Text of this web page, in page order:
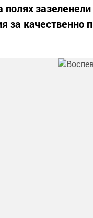
полях
за качественно